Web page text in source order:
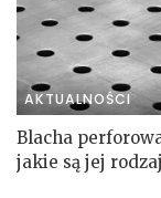
AKTUALNOŚCI
Blacha
jakie są jej